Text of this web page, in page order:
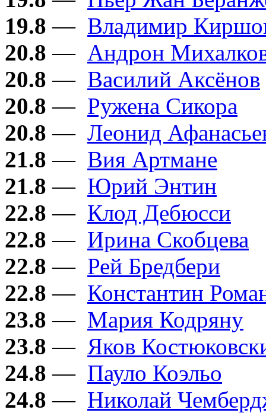
19.8 — Владимир
20.8 — Андрон
20.8 — Василий Аксёнов
20.8 — Ружена Сикора
20.8 — Леонид
21.8 — Вия Артмане
21.8 — Юрий Энтин
22.8 — Клод Дебюсси
22.8 — Ирина Скобцева
22.8 — Рей Бредбери
22.8 — Константин
23.8 — Мария Кодряну
23.8 — Яков
24.8 — Пауло Коэльо
24.8 — Николай